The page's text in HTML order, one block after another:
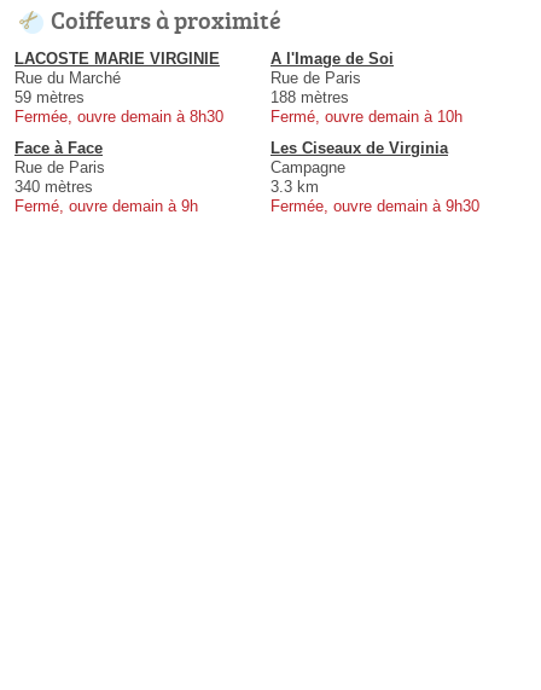
Coiffeurs à proximité
LACOSTE MARIE VIRGINIE
Rue du Marché
59 mètres
Fermée, ouvre demain à 8h30
A l'Image de Soi
Rue de Paris
188 mètres
Fermé, ouvre demain à 10h
Face à Face
Rue de Paris
340 mètres
Fermé, ouvre demain à 9h
Les Ciseaux de Virginia
Campagne
3.3 km
Fermée, ouvre demain à 9h30